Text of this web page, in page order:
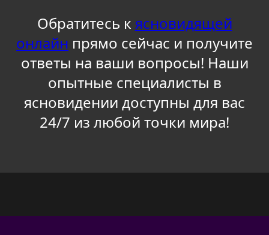
Обратитесь к ясновидящей
онлайн прямо сейчас и получите
ответы на ваши вопросы! Наши
опытные специалисты в
ясновидении доступны для вас
24/7 из любой точки мира!